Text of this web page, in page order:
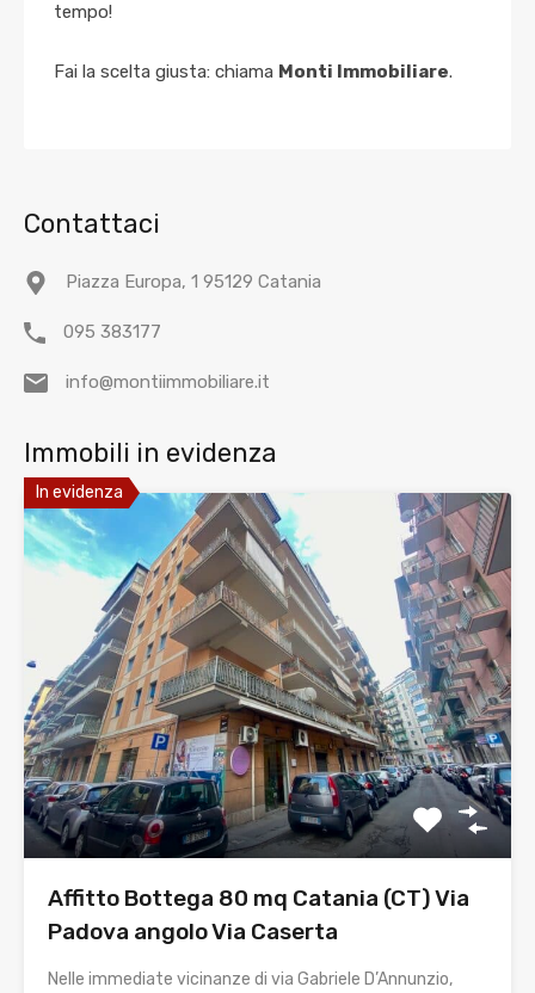
tempo!
Fai la scelta giusta: chiama Monti Immobiliare.
Contattaci
Piazza Europa, 1 95129 Catania
095 383177
info@montiimmobiliare.it
Immobili in evidenza
In evidenza
Affitto Bottega 80 mq Catania (CT) Via
Padova angolo Via Caserta
Nelle immediate vicinanze di via Gabriele D’Annunzio,